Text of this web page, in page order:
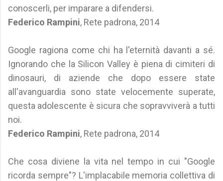
conoscerli, per imparare a difendersi.
Federico Rampini, Rete padrona, 2014
Google ragiona come chi ha l'eternità davanti a sé.
Ignorando che la Silicon Valley è piena di cimiteri di
dinosauri, di aziende che dopo essere state
all'avanguardia sono state velocemente superate,
questa adolescente è sicura che sopravviverà a tutti
noi.
Federico Rampini, Rete padrona, 2014
Che cosa diviene la vita nel tempo in cui "Google
ricorda sempre"? L'implacabile memoria collettiva di